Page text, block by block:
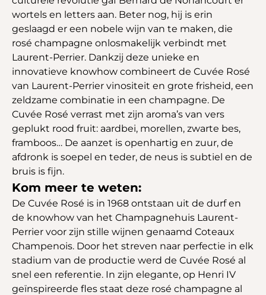
wortels en letters aan. Beter nog, hij is erin
geslaagd er een nobele wijn van te maken, die
rosé champagne onlosmakelijk verbindt met
Laurent-Perrier. Dankzij deze unieke en
innovatieve knowhow combineert de Cuvée Rosé
van Laurent-Perrier vinositeit en grote frisheid, een
zeldzame combinatie in een champagne. De
Cuvée Rosé verrast met zijn aroma’s van vers
geplukt rood fruit: aardbei, morellen, zwarte bes,
framboos… De aanzet is openhartig en zuur, de
afdronk is soepel en teder, de neus is subtiel en de
bruis is fijn.
Kom meer te weten:
De Cuvée Rosé is in 1968 ontstaan uit de durf en
de knowhow van het Champagnehuis Laurent-
Perrier voor zijn stille wijnen genaamd Coteaux
Champenois. Door het streven naar perfectie in elk
stadium van de productie werd de Cuvée Rosé al
snel een referentie. In zijn elegante, op Henri IV
geïnspireerde fles staat deze rosé champagne al